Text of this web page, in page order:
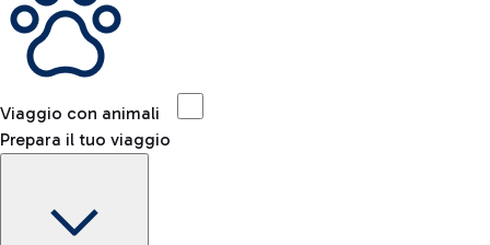
Viaggio con animali
Prepara il tuo viaggio